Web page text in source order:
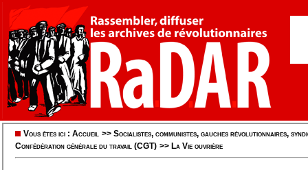
Vous êtes ici : Accueil >> Socialistes, communistes, gauches révolutionnaires,
Confédération générale du travail (CGT) >> La Vie ouvrière